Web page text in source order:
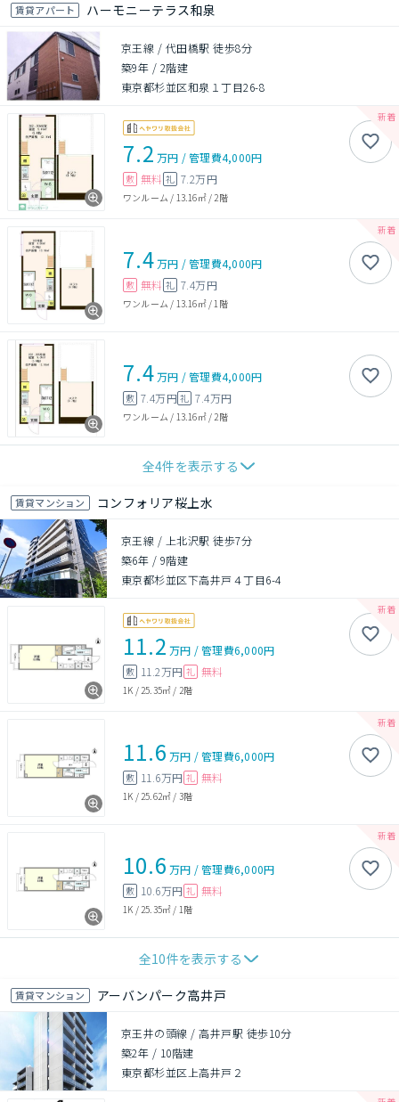
賃貸アパート ハーモニーテラス和泉
京王線 / 代田橋駅 徒歩8分
築9年 / 2階建
東京都杉並区和泉１丁目26-8
7.2 万円 /管理費4,000円
敷 無料 礼 7.2万円
ワンルーム / 13.16㎡/2階
7.4万円 /管理費4,000円
敷 無料 礼 7.4万円
ワンルーム / 13.16㎡/ 1階
7.4万円 /管理費4,000円
敷 7.4万円礼 7.4万円
ワンルーム / 13.16㎡/ 2階
全4件を表示する
賃貸マンション コンフォリア桜上水
京王線 / 上北沢駅 徒歩7分
築6年 / 9階建
東京都杉並区下高井戸４丁目6-4
11.2 万円 /管理費6,000円
敷 11.2万円 礼 無料
1K /25.35㎡ / 2階
11.6 万円 /管理費6,000円
敷 11.6万円 礼 無料
1K / 25.62㎡ / 3階
10.6 万円 /管理費6,000円
敷 10.6万円 礼 無料
1K / 25.35㎡ / 1階
全10件を表示する
賃貸マンション アーバンパーク高井戸
京王井の頭線 / 高井戸駅 徒歩10分
築2年 / 10階建
東京都杉並区上高井戸２